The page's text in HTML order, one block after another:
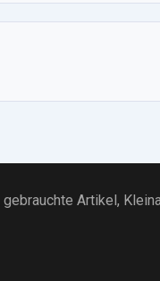
gebrauchte Artikel ,